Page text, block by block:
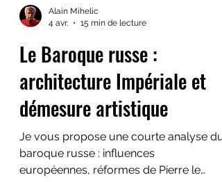
4 avr.
15 min de lecture
Le Baroque russe :
architecture Impériale et
démesure artistique
Je vous propose une courte analyse du